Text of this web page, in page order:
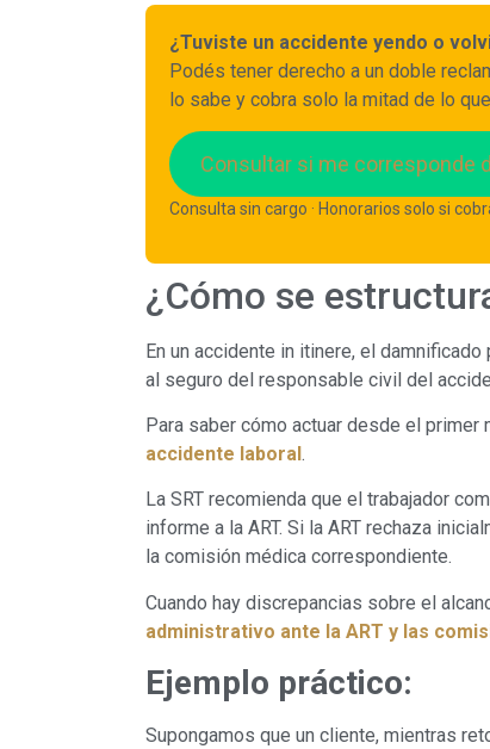
¿Tuviste un accidente yendo o
Podés tener derecho a un doble
lo sabe y cobra solo la mitad de lo
Consultar si me corresponde
Consulta sin cargo · Honorarios solo si
¿Cómo se
En un accidente in itinere, el
al seguro del responsable civil del
Para saber cómo actuar desde el primer
accidente laboral.
La SRT recomienda que el trabajador
informe a la ART. Si la ART rechaza
la comisión médica correspondiente.
Cuando hay discrepancias sobre el
administrativo ante la ART y las
Ejemplo práctico:
Supongamos que un cliente, mientras